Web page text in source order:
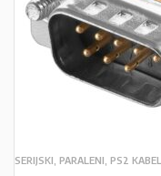
SERIJSKI, PARALENI, PS2